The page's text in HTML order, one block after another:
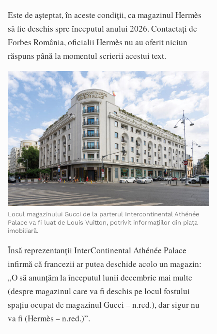
Este de așteptat, în aceste condiții, ca magazinul Hermès
să fie deschis spre începutul anului 2026. Contactați de
Forbes România, oficialii Hermès nu au oferit niciun
răspuns până la momentul scrierii acestui text.
Locul magazinului Gucci de la parterul Intercontinental Athénée
Palace va fi luat de Louis Vuitton, potrivit informațiilor din piața
imobiliară.
Însă reprezentanții InterContinental Athénée Palace
infirmă că francezii ar putea deschide acolo un magazin:
„O să anunțăm la începutul lunii decembrie mai multe
(despre magazinul care va fi deschis pe locul fostului
spațiu ocupat de magazinul Gucci – n.red.), dar sigur nu
va fi (Hermès – n.red.)”.